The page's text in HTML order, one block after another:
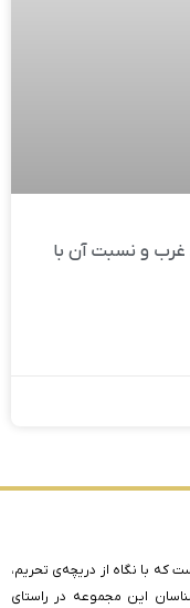
و نسبت آن با
با نگاه از دریچه‌ی تحریم،
این مجموعه در راستای